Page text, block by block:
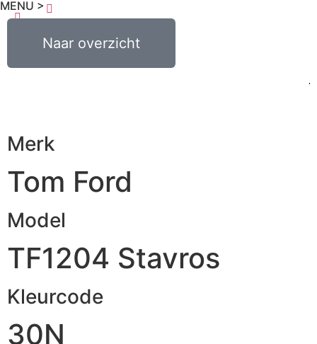
MENU >
Naar overzicht
0,00 0
Merk
Tom Ford
Model
TF1204 Stavros
Kleurcode
30N